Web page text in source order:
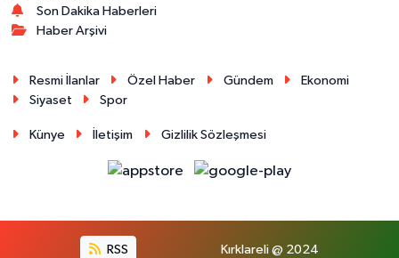
Son Dakika Haberleri
Haber Arşivi
Resmi İlanlar Özel Haber Gündem
Ekonomi
Siyaset
Spor
Künye İletişim Gizlilik Sözleşmesi
RSS Kırklareli @ 2024